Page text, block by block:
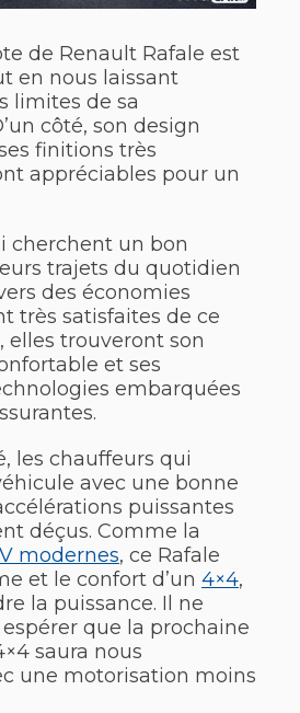
de Renault Rafale est
en nous laissant
limites de sa
côté, son design
finitions très
appréciables pour un
cherchent un bon
trajets du quotidien
des économies
très satisfaites de ce
elles trouveront son
et ses
embarquées
les chauffeurs qui
avec une bonne
puissantes
déçus. Comme la
modernes, ce Rafale
et le confort d’un 4×4,
la puissance. Il ne
espérer que la prochaine
saura nous
une motorisation moins